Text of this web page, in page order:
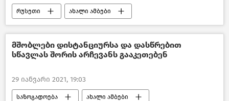
რუსეთი ახალი ამბები
მშობლები დისტანციურსა და დასწრებით
სწავლას შორის არჩევანს გააკეთებენ
29 იანვარი 2021, 19:03
საზოგადოება ახალი ამბები